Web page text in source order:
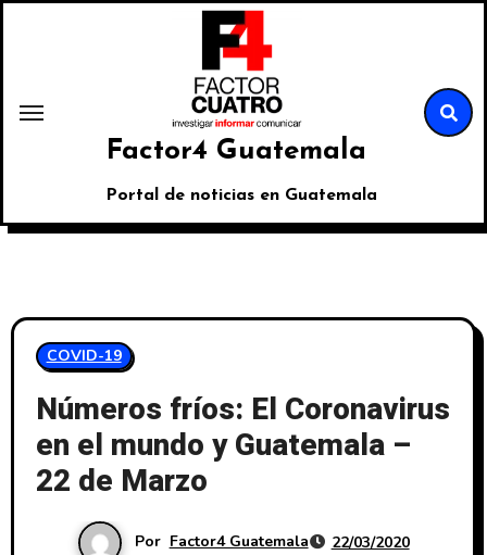
Factor4 Guatemala
Portal de noticias en Guatemala
COVID-19
Números fríos: El Coronavirus
en el mundo y Guatemala –
22 de Marzo
Por Factor4 Guatemala
22/03/2020